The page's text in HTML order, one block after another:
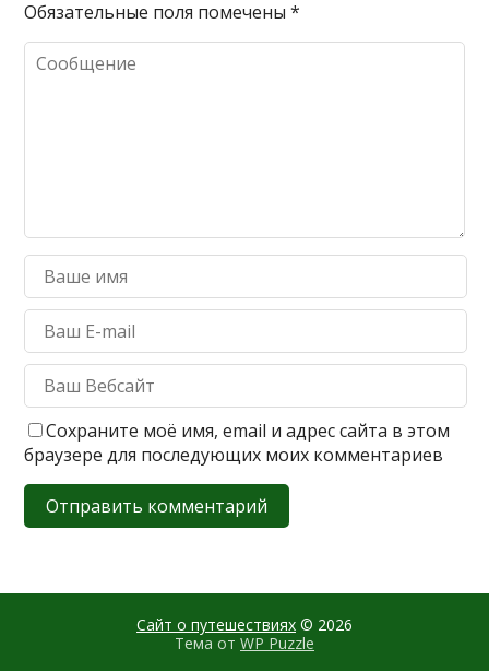
Обязательные поля помечены*
Сохраните моё имя, email и адрес сайта в этом
браузере для последующих моих комментариев
Сайт о путешествиях © 2026
Тема от WP Puzzle